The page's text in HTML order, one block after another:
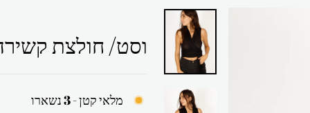
וסט/ חולצת
מלאי קטן - 3 נשארו